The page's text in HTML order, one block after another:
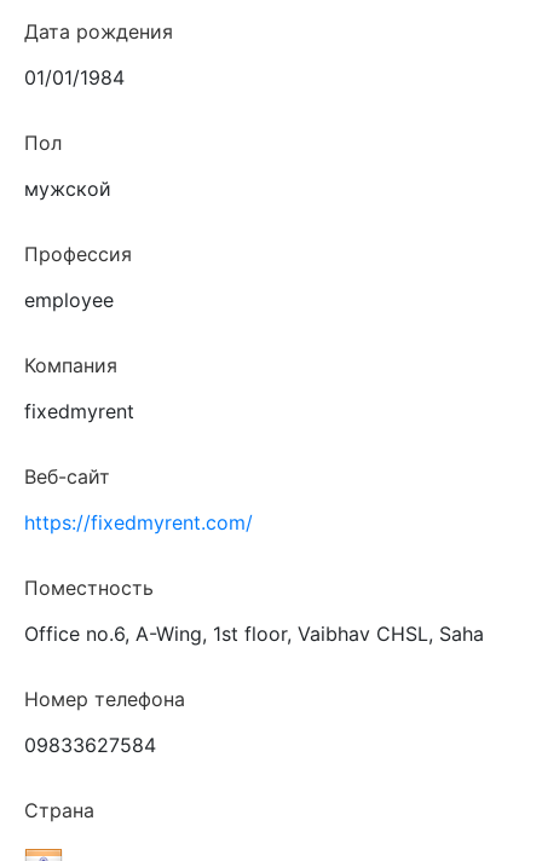
Дата рождения
01/01/1984
Пол
мужской
Профессия
employee
Компания
fixedmyrent
Веб-сайт
https://fixedmyrent.com/
Поместность
Office no.6, A-Wing, 1st floor, Vaibhav CHSL, Saha
Номер телефона
09833627584
Страна